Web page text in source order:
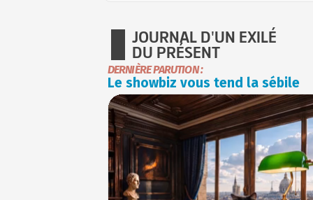
JOURNAL D'UN EXILÉ
DU PRÉSENT
DERNIÈRE PARUTION :
Le showbiz vous tend la sébile